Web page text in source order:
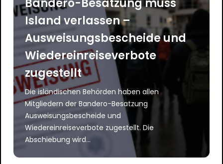
Bandero-Besatzung muss
Island verlassen –
Ausweisungsbescheide und
Wiedereinreiseverbote
zugestellt
Die isländischen Behörden haben allen
Mitgliedern der Bandero-Besatzung
Ausweisungsbescheide und
Wiedereinreiseverbote zugestellt. Die
Abschiebung wird...